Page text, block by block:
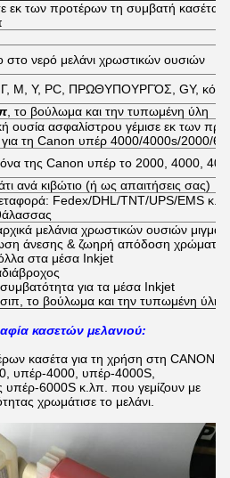
εκ των προτέρων τη συμβατή κασέτα
στο νερό μελάνι χρωστικών ουσιών
Γ, Μ, Υ, PC, ΠΡΩΘΥΠΟΥΡΓΌΣ, GY,
, το βούλωμα και την τυπωμένη ύλη
ουσία ασφαλίστρου γέμισε εκ των
τη Canon υπέρ 4000/4000s/2000/
της Canon υπέρ το 2000, 4000,
ανά κιβώτιο (ή ως απαιτήσεις σας)
Fedex/DHL/TNT/UPS/EMS
μελάνια χρωστικών ουσιών
άνεσης & ζωηρή απόδοση χρώματος
στα μέσα Inkjet
για τα μέσα Inkjet
το βούλωμα και την τυπωμένη ύλη,
κασετών μελανιού:
κασέτα για τη χρήση στη CANON
υπέρ-4000, υπέρ-4000S,
6000S κ.λπ. που γεμίζουν με
χρωμάτισε το μελάνι.